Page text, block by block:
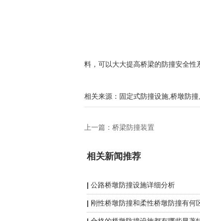
料，可以大大提高桥梁的防撞安全性
相关来源： 固定式防撞设施 桥墩防撞
上一篇： 桥梁防撞装置
相关新闻推荐
公路桥墩防撞设施详细分析
刚性桥墩防撞和柔性桥墩防撞有何